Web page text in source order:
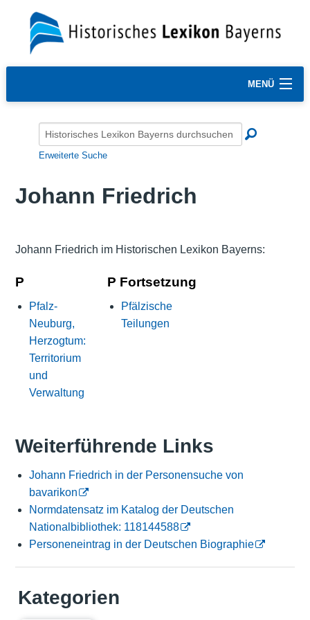
MENÜ
Erweiterte Suche
Johann Friedrich
Johann Friedrich im Historischen Lexikon Bayerns:
P
Pfalz-
Neuburg,
Herzogtum:
Territorium
und
Verwaltung
P Fortsetzung
Pfälzische
Teilungen
Weiterführende Links
Johann Friedrich in der Personensuche von
bavarikon
Normdatensatz im Katalog der Deutschen
Nationalbibliothek: 118144588
Personeneintrag in der Deutschen Biographie
Kategorien